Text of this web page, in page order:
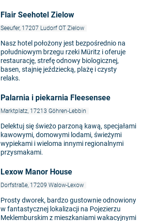
Flair Seehotel Zielow
Seeufer, 17207 Ludorf OT Zielow
Nasz hotel położony jest bezpośrednio na
południowym brzegu rzeki Müritz i oferuje
restaurację, strefę odnowy biologicznej,
basen, stajnię jeździecką, plażę i czysty
relaks.
Palarnia i piekarnia Fleesensee
Marktplatz, 17213 Göhren-Lebbin
Delektuj się świeżo parzoną kawą, specjałami
kawowymi, domowymi lodami, świeżymi
wypiekami i wieloma innymi regionalnymi
przysmakami.
Lexow Manor House
Dorfstraße, 17209 Walow-Lexow
Prosty dworek, bardzo gustownie odnowiony
w fantastycznej lokalizacji na Pojezierzu
Meklemburskim z mieszkaniami wakacyjnymi